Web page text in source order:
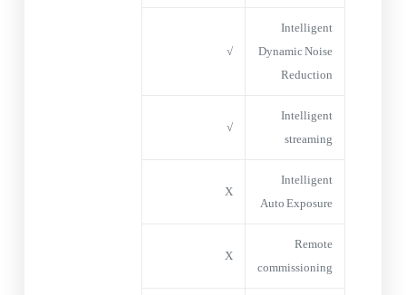
Intelligent
Dynamic Noise
Reduction
√
Intelligent
streaming
√
Intelligent
Auto Exposure
X
Remote
commissioning
X